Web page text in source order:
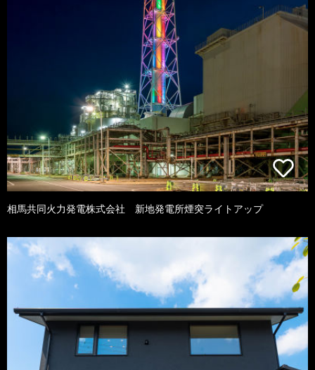
相馬共同火力発電株式会社 新地発電所煙突ライトアップ